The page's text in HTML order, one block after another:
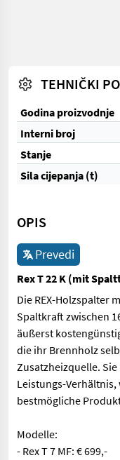
TEHNIČKI
Godina proizvodnje
Interni broj
Stanje
Sila cijepanja (t)
OPIS
Prevedi
Rex T 22 K (mit
Die REX-Holzspalter
Spaltkraft zwischen
äußerst
die ihr Brennholz
Zusatzheizquelle.
Leistungs-Verhältnis,
bestmögliche
Modelle:
- Rex T 7 MF: € 699,-